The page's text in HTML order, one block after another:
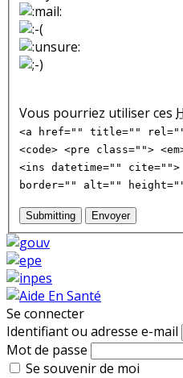
Vous pourriez utiliser ces
<a href="" title="" rel=""
<code> <pre class="">
<ins datetime=""
border="" alt=""
Submitting Envoyer
Se connecter
Identifiant ou adresse e-mail
Mot de passe
Se souvenir de moi